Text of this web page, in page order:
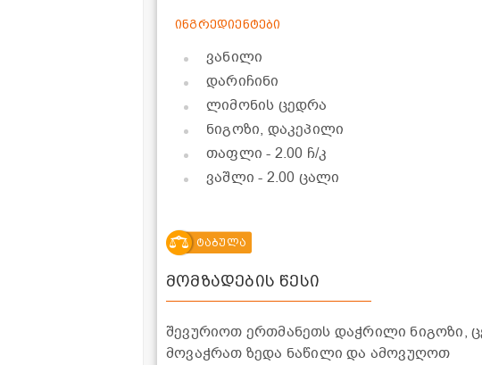
ინგრედიენტები
ვანილი
დარიჩინი
ლიმონის ცედრა
ნიგოზი, დაკეპილი
თაფლი- 2.00 ჩ/კ
ვაშლი- 2.00 ცალი
ტაბულა
მომზადების წესი
შევურიოთ ერთმანეთს დაჭრილი ნიგოზი,
მოვაჭრათ ზედა ნაწილი და ამოვუღოთ